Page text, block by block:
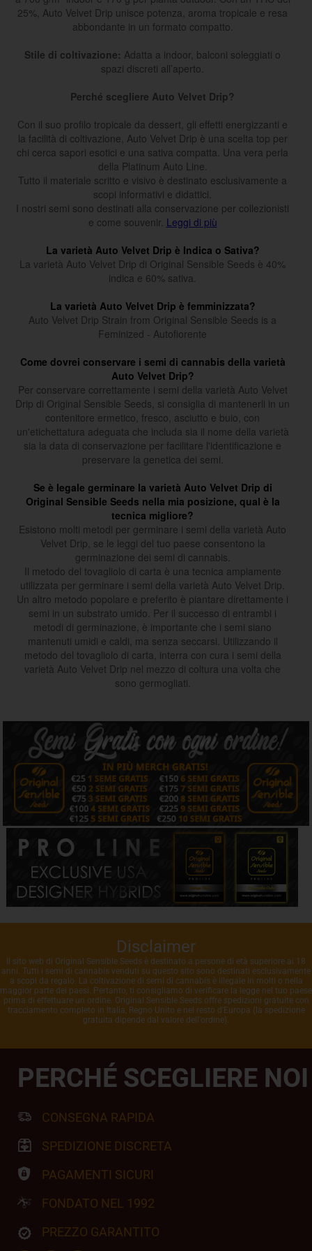
25%, Auto Velvet Drip unisce potenza, aroma tropicale e resa
abbondante in un formato compatto.
Stile di coltivazione: Adatta a indoor, balconi soleggiati o
spazi discreti all’aperto.
Perché scegliere Auto Velvet Drip?
Con il suo profilo tropicale da dessert, gli effetti energizzanti e
la facilità di coltivazione, Auto Velvet Drip è una scelta top per
chi cerca sapori esotici e una sativa compatta. Una vera perla
della Platinum Auto Line.
Tutto il materiale scritto e visivo è destinato esclusivamente a
scopi informativi e didattici.
I nostri semi sono destinati alla conservazione per collezionisti
e come souvenir. Leggi di più
La varietà Auto Velvet Drip è Indica o Sativa?
La varietà Auto Velvet Drip di Original Sensible Seeds è 40%
indica e 60% sativa.
La varietà Auto Velvet Drip è femminizzata?
Auto Velvet Drip Strain from Original Sensible Seeds is a
Feminized - Autofiorente
Come dovrei conservare i semi di cannabis della varietà
Auto Velvet Drip?
Per conservare correttamente i semi della varietà Auto Velvet
Drip di Original Sensible Seeds, si consiglia di mantenerli in un
contenitore ermetico, fresco, asciutto e buio, con
un'etichettatura adeguata che includa sia il nome della varietà
sia la data di conservazione per facilitare l'identificazione e
preservare la genetica dei semi.
Se è legale germinare la varietà Auto Velvet Drip di
Original Sensible Seeds nella mia posizione, qual è la
tecnica migliore?
Esistono molti metodi per germinare i semi della varietà Auto
Velvet Drip, se le leggi del tuo paese consentono la
germinazione dei semi di cannabis.
Il metodo del tovagliolo di carta è una tecnica ampiamente
utilizzata per germinare i semi della varietà Auto Velvet Drip.
Un altro metodo popolare e preferito è piantare direttamente i
semi in un substrato umido. Per il successo di entrambi i
metodi di germinazione, è importante che i semi siano
mantenuti umidi e caldi, ma senza seccarsi. Utilizzando il
metodo del tovagliolo di carta, interra con cura i semi della
varietà Auto Velvet Drip nel mezzo di coltura una volta che
sono germogliati.
Disclaimer
Il sito web di Original Sensible Seeds è destinato a persone di età superiore ai 18
anni. Tutti i semi di cannabis venduti su questo sito sono destinati esclusivamente
a scopi da regalo. La coltivazione di semi di cannabis è illegale in molti o nella
maggior parte dei paesi. Pertanto, ti consigliamo di verificare la legge nel tuo paese
prima di effettuare un ordine. Original Sensible Seeds offre spedizioni gratuite con
tracciamento completo in Italia, Regno Unito e nel resto d'Europa (la spedizione
gratuita dipende dal valore dell'ordine).
PERCHÉ SCEGLIERE NOI
CONSEGNA RAPIDA
SPEDIZIONE DISCRETA
PAGAMENTI SICURI
FONDATO NEL 1992
PREZZO GARANTITO